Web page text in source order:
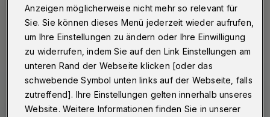
Anzeigen möglicherweise nicht mehr so relevant für
Sie. Sie können dieses Menü jederzeit wieder aufrufen,
um Ihre Einstellungen zu ändern oder Ihre Einwilligung
zu widerrufen, indem Sie auf den Link Einstellungen am
unteren Rand der Webseite klicken [oder das
schwebende Symbol unten links auf der Webseite, falls
zutreffend]. Ihre Einstellungen gelten innerhalb unseres
Website. Weitere Informationen finden Sie in unserer